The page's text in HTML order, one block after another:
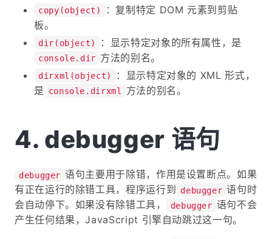
copy(object)
：复制特定 DOM 元素到剪贴
板。
dir(object) ：显示特定对象的所有属性，是
console.dir 方法的别名。
dirxml(object)
：显示特定对象的 XML 形式，
是
console.dirxml 方法的别名。
debugger 语句
debugger 语句主要用于除错，作用是设置断点。如果
有正在运行的除错工具，程序运行到
debugger 语句时
会自动停下。如果没有除错工具，
debugger 语句不会
产生任何结果，JavaScript 引擎自动跳过这一句。